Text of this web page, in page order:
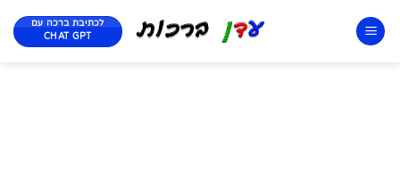
לכתיבת ברכה עם
CHAT GPT